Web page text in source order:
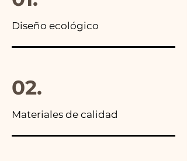
Diseño ecológico
02.
Materiales de calidad